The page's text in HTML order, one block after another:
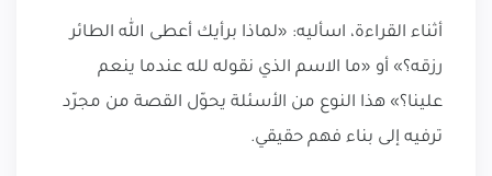
أثناء القراءة، اسأليه: «لماذا برأيك أعطى الله الطائر
رزقه؟» أو «ما الاسم الذي نقوله لله عندما ينعم
علينا؟» هذا النوع من الأسئلة يحوّل القصة من مجرّد
ترفيه إلى بناء فهم حقيقي.